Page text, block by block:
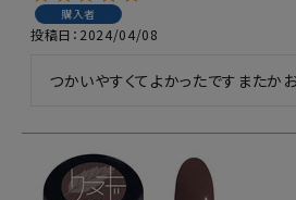
購入者
投稿日 2024/04/08
つかいやすくてよかったですまたかお